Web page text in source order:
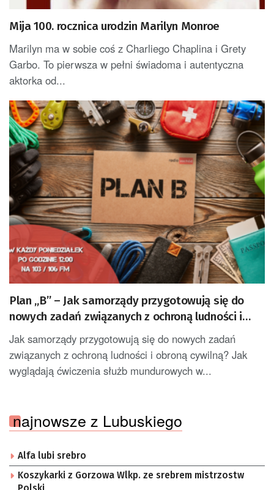
Mija 100. rocznica urodzin Marilyn Monroe
Marilyn ma w sobie coś z Charliego Chaplina i Grety
Garbo. To pierwsza w pełni świadoma i autentyczna
aktorka od...
Plan „B” – Jak samorządy przygotowują się do
nowych zadań związanych z ochroną ludności i
obroną cywilną?
Jak samorządy przygotowują się do nowych zadań
związanych z ochroną ludności i obroną cywilną? Jak
wyglądają ćwiczenia służb mundurowych w...
najnowsze z Lubuskiego
Alfa lubi srebro
Koszykarki z Gorzowa Wlkp. ze srebrem mistrzostw